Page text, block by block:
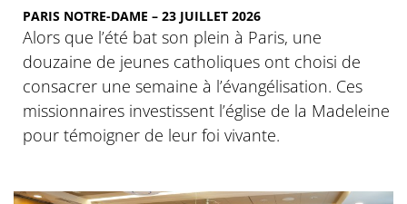
PARIS NOTRE-DAME – 23 JUILLET 2026
Alors que l’été bat son plein à Paris, une
douzaine de jeunes catholiques ont choisi de
consacrer une semaine à l’évangélisation. Ces
missionnaires investissent l’église de la Madeleine
pour témoigner de leur foi vivante.